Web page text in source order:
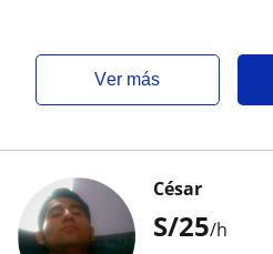
ver más
S/25/h
César